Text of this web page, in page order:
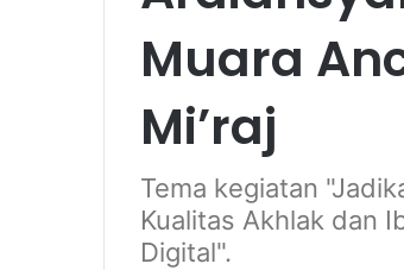
Muara
Mi’raj
Tema kegiatan
Kualitas Akhlak dan
Digital".